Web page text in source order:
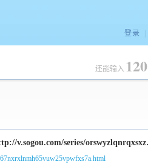
登录
还能输入 120